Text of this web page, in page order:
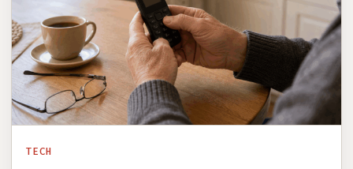
TECH